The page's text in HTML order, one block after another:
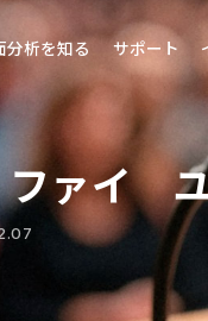
分析を知る サポート
ファイ